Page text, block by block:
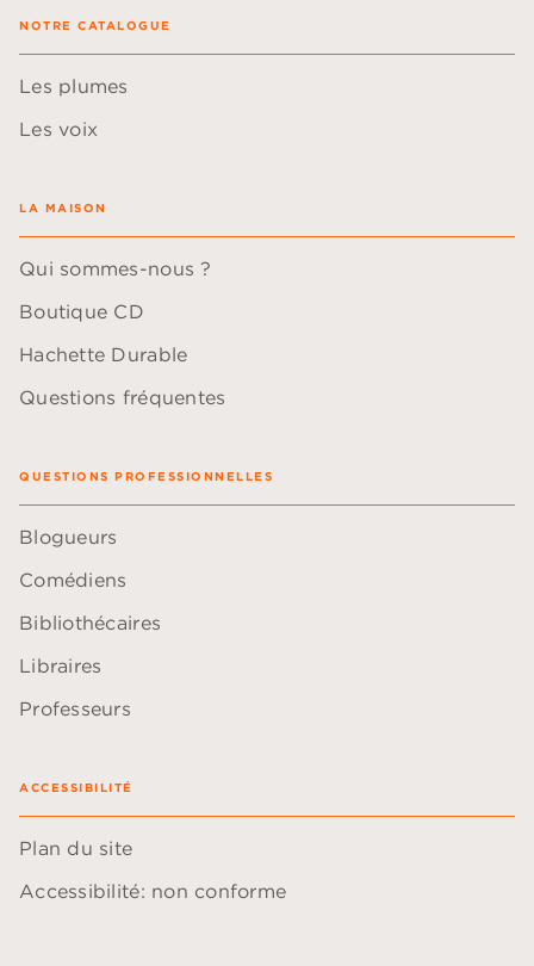
NOTRE CATALOGUE
Les plumes
Les voix
LA MAISON
Qui sommes-nous ?
Boutique CD
Hachette Durable
Questions fréquentes
QUESTIONS PROFESSIONNELLES
Blogueurs
Comédiens
Bibliothécaires
Libraires
Professeurs
ACCESSIBILITÉ
Plan du site
Accessibilité: non conforme